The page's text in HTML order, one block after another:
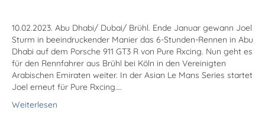
10.02.2023. Abu Dhabi/ Dubai/ Brühl. Ende Januar gewann Joel
Sturm in beeindruckender Manier das 6-Stunden-Rennen in Abu
Dhabi auf dem Porsche 911 GT3 R von Pure Rxcing. Nun geht es
für den Rennfahrer aus Brühl bei Köln in den Vereinigten
Arabischen Emiraten weiter. In der Asian Le Mans Series startet
Joel erneut für Pure Rxcing.…
Weiterlesen